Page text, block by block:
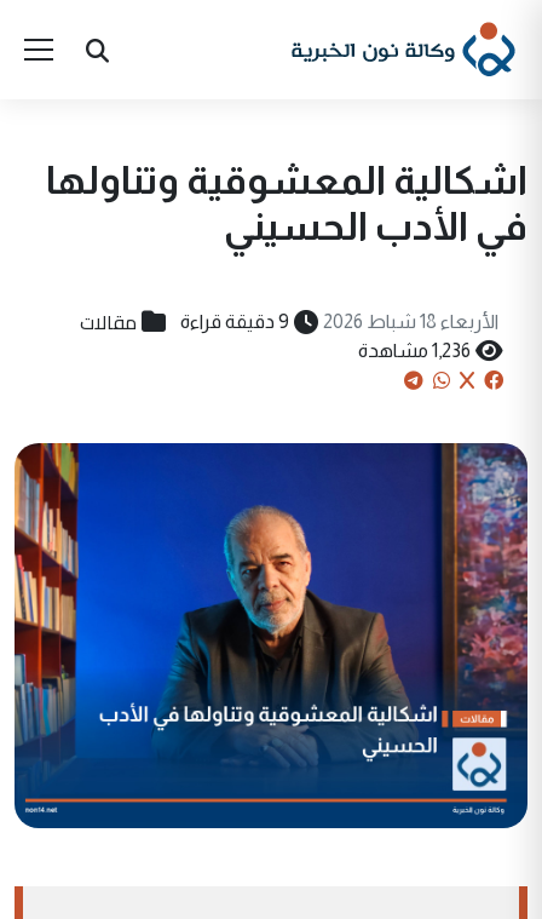
اشكالية المعشوقية وتناولها
في الأدب الحسيني
الأربعاء 18 شباط 2026 9 دقيقة قراءة مقالات
1,236 مشاهدة